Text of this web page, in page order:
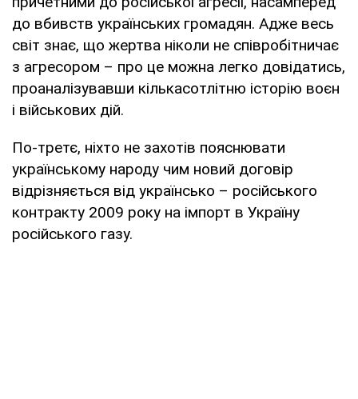
до вбивств українських громадян. Адже весь
світ знає, що жертва ніколи не співробітничає
з агресором – про це можна легко довідатись,
проаналізувавши кількасотлітню історію воєн
і військових дій.
По-третє, ніхто не захотів пояснювати
українському народу чим новий договір
відрізняється від українсько – російського
контракту 2009 року на імпорт в Україну
російського газу.